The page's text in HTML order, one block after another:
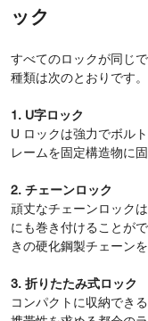
ック
すべてのロックが同じ
種類は次のとおりです
1. U字ロック
U ロックは強力でボル
レームを固定構造物に
2. チェーンロック
頑丈なチェーンロック
にも巻き付けることが
きの硬化鋼製チェーン
3. 折りたたみ式ロック
コンパクトに収納でき